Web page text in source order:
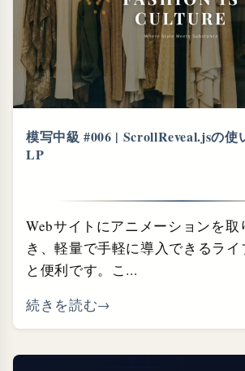
模写中級 #006 | ScrollReveal.jsの使
LP
Webサイトにアニメーションを取
き、軽量で手軽に導入できるライ
と便利です。こ...
続きを読む